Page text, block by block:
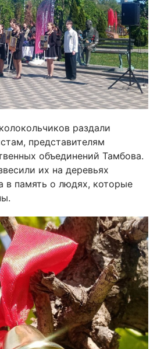
раздали
представителям
объединений Тамбова.
их на деревьях
в память о людях, которые